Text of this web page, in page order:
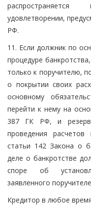
удовлетворении,
РФ.
11. Если должник по
процедуре
только к поручителю,
о покрытии своих
основному
перейти к нему на
387 ГК РФ, и
проведения
статьи 142 Закона о
деле о банкротстве
споре об
заявленного
Кредитор в любое